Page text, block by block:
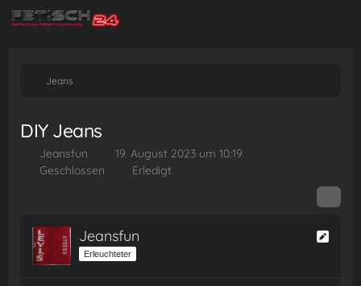
Jeans
DIY Jeans
Jeansfun
19. August 2023 um 10:19
Geschlossen
Erledigt
Jeansfun
Erleuchteter